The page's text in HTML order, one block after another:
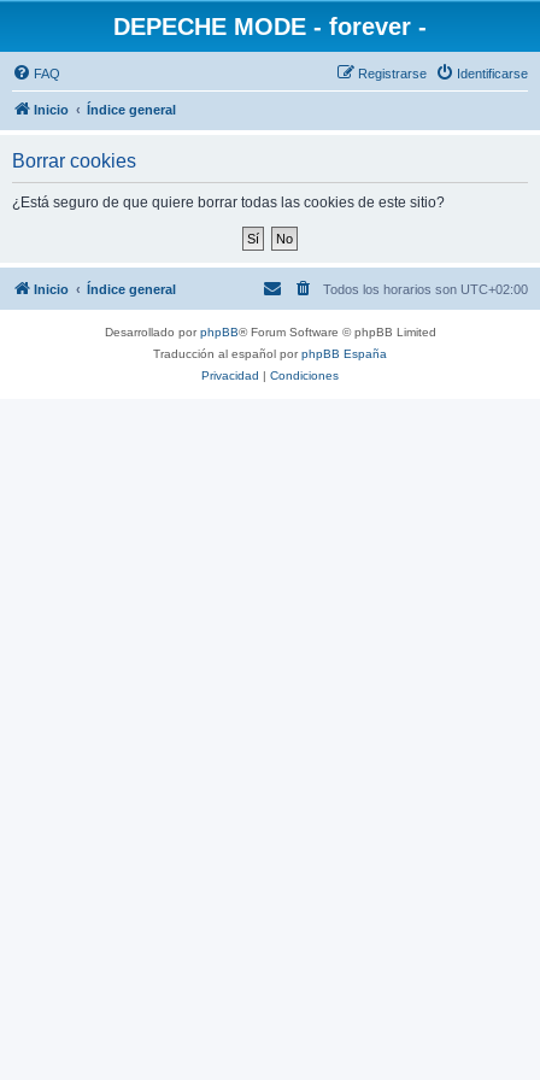
DEPECHE MODE - forever -
FAQ Identificarse
Registrarse
Inicio Índice general
Borrar cookies
¿Está seguro de que quiere borrar todas las cookies de este sitio?
Inicio Índice general Todos los horarios son UTC+02:00
Desarrollado porphpBB® Forum Software © phpBB Limited
Traducción al español porphpBB España
Privacidad | Condiciones